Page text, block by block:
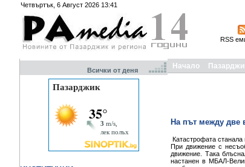
Четвъртък, 6 Август 2026 13:41
RSS
Всички от деня Начало
На път между две
Катастрофата
При движение с
движение. Така
настанен в МБАЛ-